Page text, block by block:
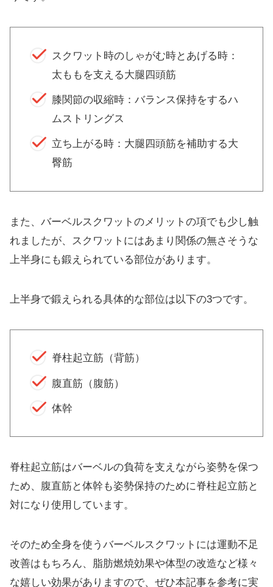
スクワット時のしゃがむ時とあげる時：
太ももを支える大腿四頭筋
膝関節の収縮時：バランス保持をするハ
ムストリングス
立ち上がる時：大腿四頭筋を補助する大
臀筋
また、バーベルスクワットのメリットの項でも少し触
れましたが、スクワットにはあまり関係の無さそうな
上半身にも鍛えられている部位があります。
上半身で鍛えられる具体的な部位は以下の3つです。
脊柱起立筋（背筋）
腹直筋（腹筋）
体幹
脊柱起立筋はバーベルの負荷を支えながら姿勢を保つ
ため、腹直筋と体幹も姿勢保持のために脊柱起立筋と
対になり使用しています。
そのため全身を使うバーベルスクワットには運動不足
改善はもちろん、脂肪燃焼効果や体型の改造など様々
な嬉しい効果がありますので、ぜひ本記事を参考に実